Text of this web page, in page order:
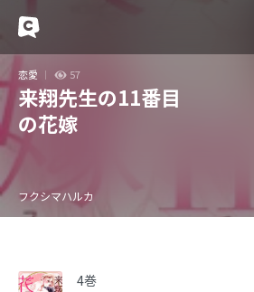
恋愛 57
来翔先生の11番目
の花嫁
フクシマハルカ
4巻